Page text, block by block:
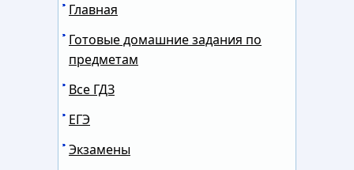
Главная
Готовые домашние задания по
предметам
Все ГДЗ
ЕГЭ
Экзамены